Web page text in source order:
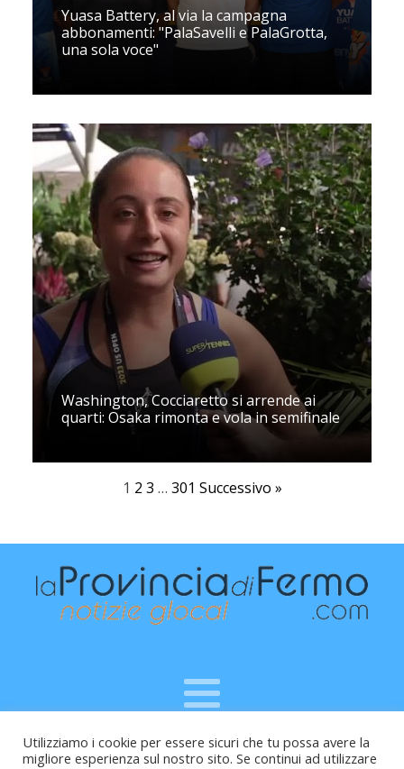
Yuasa Battery, al via la campagna
abbonamenti: "PalaSavelli e PalaGrotta,
una sola voce"
Washington, Cocciaretto si arrende ai
quarti: Osaka rimonta e vola in semifinale
1 2 3 … 301 Successivo »
Raffaele Vitali - via Leopardi 10 - 61121 Pesaro (PU) -
Utilizziamo i cookie per essere sicuri che tu possa avere la
migliore esperienza sul nostro sito. Se continui ad utilizzare